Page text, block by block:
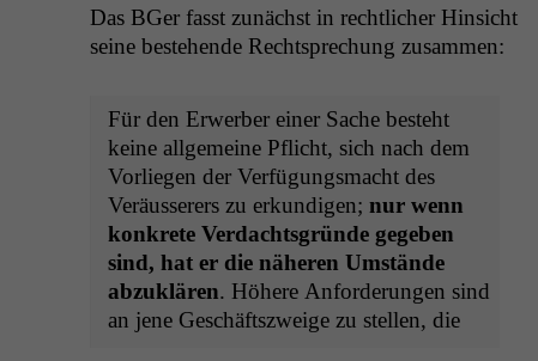
Das BGer fasst zunächst in rechtlich­er Hin­sicht
seine beste­hende Recht­sprechung zusammen:
Für den Erwer­ber ein­er Sache beste­ht
keine all­ge­meine Pflicht, sich nach dem
Vor­liegen der Ver­fü­gungs­macht des
Veräusser­ers zu erkundi­gen; nur wenn
konkrete Ver­dachts­gründe gegeben
sind, hat er die näheren Umstände
abzuk­lären. Höhere Anforderun­gen sind
an jene Geschäft­szweige zu stellen, die